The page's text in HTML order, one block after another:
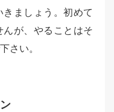
ましょう。初めて
が、やることはそ
さい。